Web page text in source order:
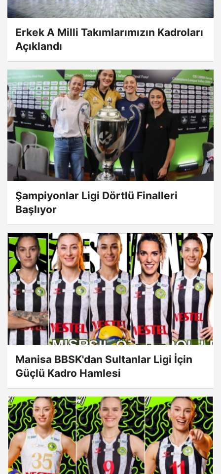
Erkek A Milli Takımlarımızın Kadroları
Açıklandı
Şampiyonlar Ligi Dörtlü Finalleri
Başlıyor
Manisa BBSK'dan Sultanlar Ligi İçin
Güçlü Kadro Hamlesi